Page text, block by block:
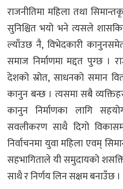
राजनीतिमा महिला तथा
सुनिश्चित भयो भने त्यसले
ल्याँउछ नै, विभेदकारी
समाज निर्माणमा मद्दत पुग्छ ।
देशको स्रोत, साधनको समान
कानुन बन्छ । त्यसमा सबै
कानुन निर्माणका लागि
सवलीकरण साथै दिगो
निर्वाचनमा युवा महिला एवम्
सहभागिताले यी समुदायको
साथै र निर्णय लिन सक्षम बनाउँछ ।